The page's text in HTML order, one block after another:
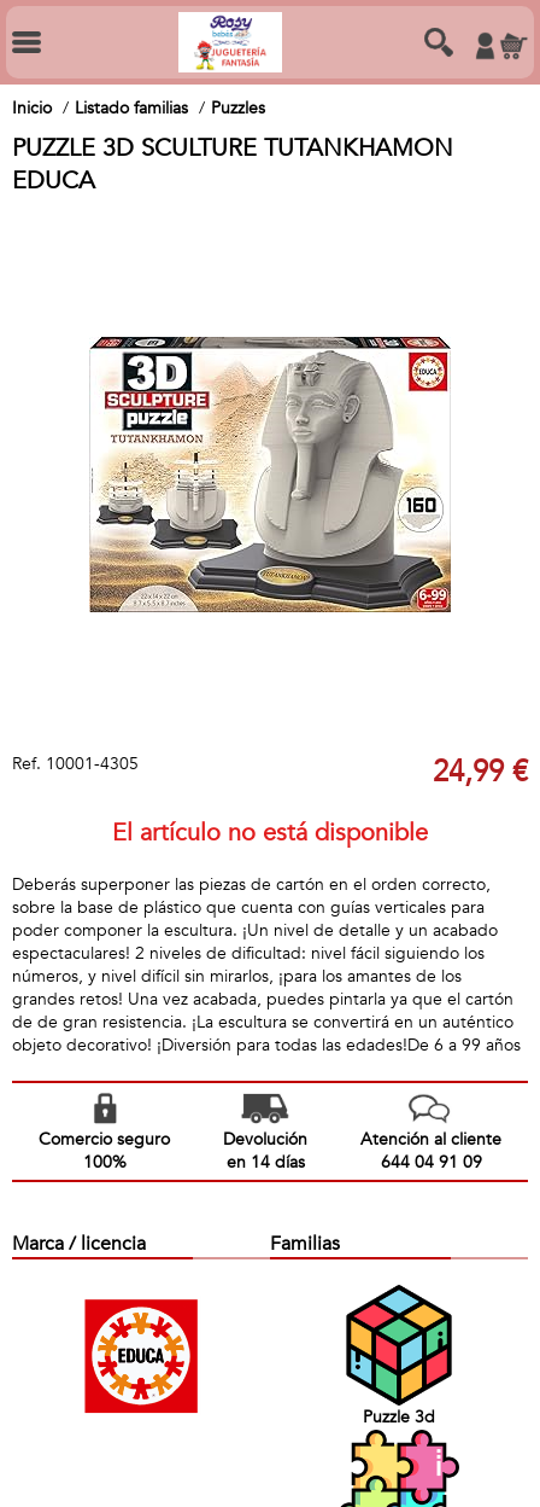
Inicio Listado familias Puzzles
PUZZLE 3D SCULTURE TUTANKHAMON
EDUCA
Ref. 10001-4305 24,99 €
El artículo no está disponible
Deberás superponer las piezas de cartón en el orden correcto,
sobre la base de plástico que cuenta con guías verticales para
poder componer la escultura. ¡Un nivel de detalle y un acabado
espectaculares! 2 niveles de dificultad: nivel fácil siguiendo los
números, y nivel difícil sin mirarlos, ¡para los amantes de los
grandes retos! Una vez acabada, puedes pintarla ya que el cartón
de de gran resistencia. ¡La escultura se convertirá en un auténtico
objeto decorativo! ¡Diversión para todas las edades!De 6 a 99 años
Comercio seguro
100%
Devolución
en 14 días
Atención al cliente
644 04 91 09
Marca / licencia Familias
Puzzle 3d